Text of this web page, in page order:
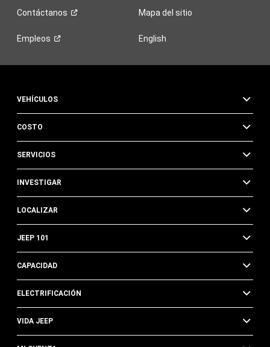
Contáctanos Mapa del sitio
Empleos English
VEHÍCULOS
COSTO
SERVICIOS
INVESTIGAR
LOCALIZAR
JEEP 101
CAPACIDAD
ELECTRIFICACIÓN
VIDA JEEP